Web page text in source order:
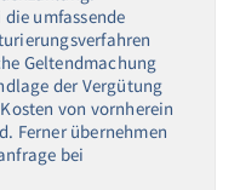
umfassende
Geltendmachung
der Vergütung
von vornherein
Ferner übernehmen
bei